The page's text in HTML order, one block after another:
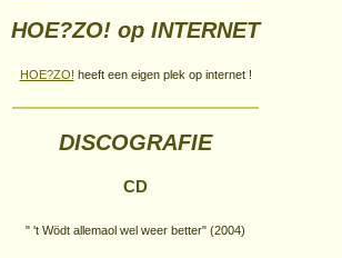
HOE?ZO! op INTERNET
HOE?ZO! heeft een eigen plek op internet !
DISCOGRAFIE
CD
" 't Wödt allemaol wel weer better" (2004)